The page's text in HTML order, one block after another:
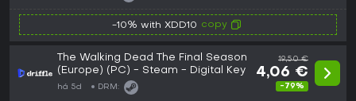
-10% with XDD10 copy
The Walking Dead The Final Season
(Europe) (PC) - Steam - Digital Key
há 5d DRM:
19,50 €
4,06 €
-79%